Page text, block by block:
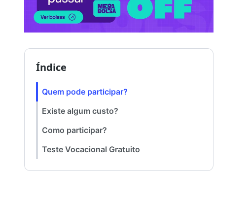
Índice
Quem pode participar?
Existe algum custo?
Como participar?
Teste Vocacional Gratuito